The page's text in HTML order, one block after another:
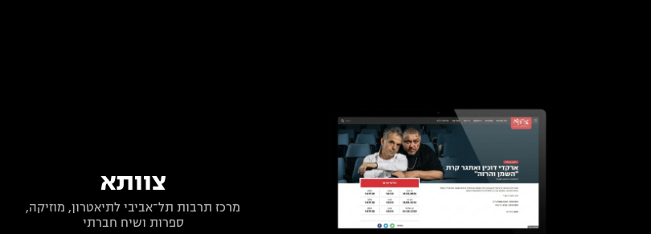
צוותא
מרכז תרבות תל־אביבי לתיאטרון, מוזיקה,
ספרות ושיח חברתי